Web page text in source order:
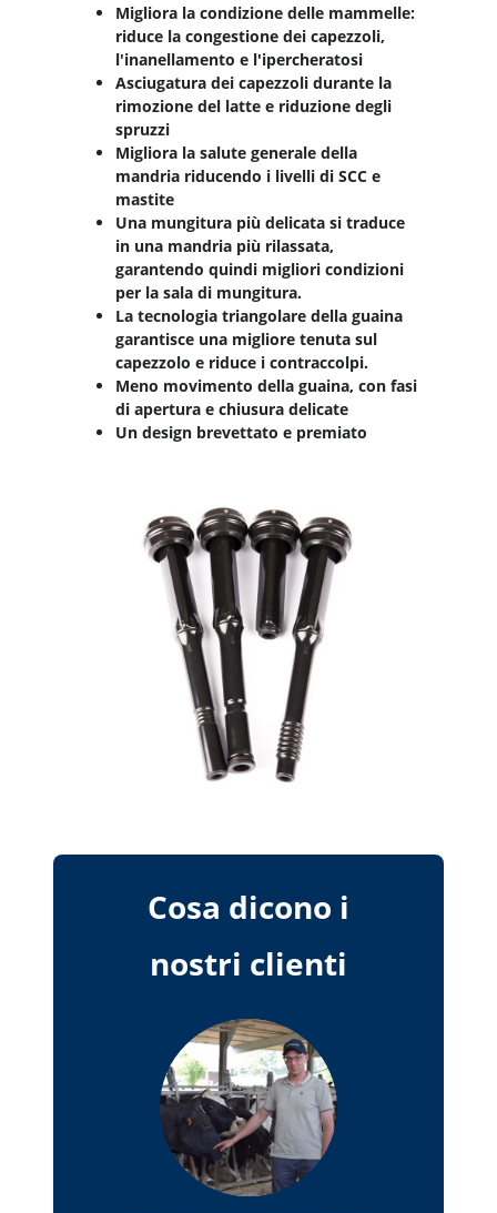
Migliora la condizione delle mammelle:
riduce la congestione dei capezzoli,
l'inanellamento e l'ipercheratosi
Asciugatura dei capezzoli durante la
rimozione del latte e riduzione degli
spruzzi
Migliora la salute generale della
mandria riducendo i livelli di SCC e
mastite
Una mungitura più delicata si traduce
in una mandria più rilassata,
garantendo quindi migliori condizioni
per la sala di mungitura.
La tecnologia triangolare della guaina
garantisce una migliore tenuta sul
capezzolo e riduce i contraccolpi.
Meno movimento della guaina, con fasi
di apertura e chiusura delicate
Un design brevettato e premiato
Cosa dicono i
nostri clienti